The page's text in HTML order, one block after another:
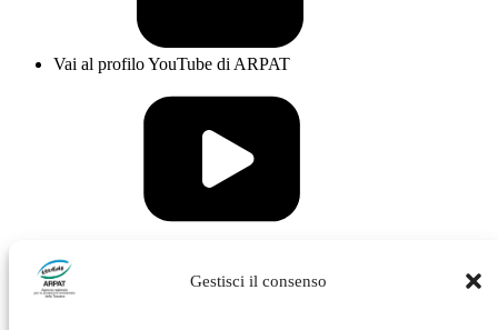
Gestisci il consenso
Vai al profilo YouTube di ARPAT
Vai al profilo Issuu di ARPAT